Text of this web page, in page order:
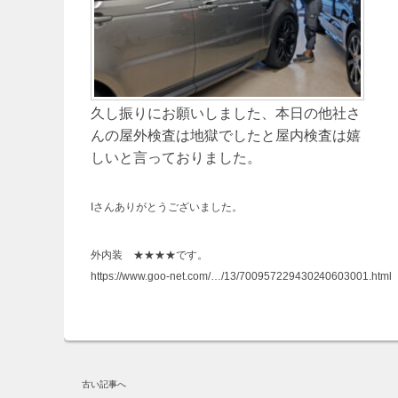
久し振りにお願いしました、本日の他社さ
んの屋外検査は地獄でしたと屋内検査は嬉
しいと言っておりました。
Iさんありがとうございました。
外内装 ★★★★です。
https://www.goo-net.com/…/13/700957229430240603001.html
古い記事へ